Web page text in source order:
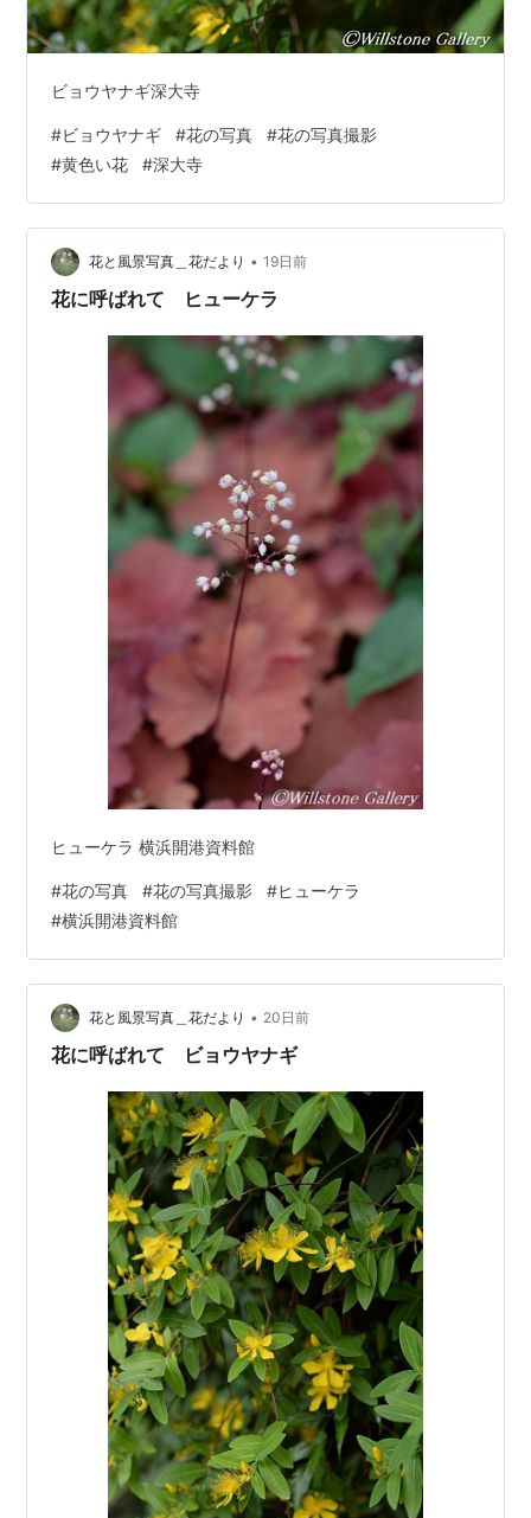
ビョウヤナギ深大寺
#ビョウヤナギ #花の写真 #花の写真撮影
#黄色い花 #深大寺
花と風景写真＿花だより • 19日前
花に呼ばれて ヒューケラ
ヒューケラ 横浜開港資料館
#花の写真 #花の写真撮影 #ヒューケラ
#横浜開港資料館
花と風景写真＿花だより • 20日前
花に呼ばれて ビョウヤナギ